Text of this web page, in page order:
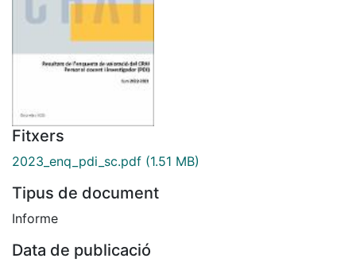
Fitxers
2023_enq_pdi_sc.pdf (1.51 MB)
Tipus de document
Informe
Data de publicació